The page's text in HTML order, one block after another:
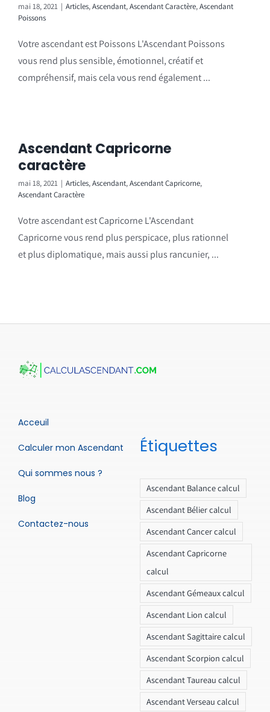
mai 18, 2021 | Articles,Ascendant,Ascendant Caractère,Ascendant
Poissons
Votre ascendant est Poissons L'Ascendant Poissons
vous rend plus sensible, émotionnel, créatif et
compréhensif, mais cela vous rend également ...
Ascendant Capricorne
caractère
mai 18, 2021 | Articles,Ascendant,Ascendant Capricorne,
Ascendant Caractère
Votre ascendant est Capricorne L'Ascendant
Capricorne vous rend plus perspicace, plus rationnel
et plus diplomatique, mais aussi plus rancunier, ...
Acceuil
Calculer mon Ascendant
Qui sommes nous ?
Blog
Contactez-nous
Étiquettes
Ascendant Balance calcul
Ascendant Bélier calcul
Ascendant Cancer calcul
Ascendant Capricorne
calcul
Ascendant Gémeaux calcul
Ascendant Lion calcul
Ascendant Sagittaire calcul
Ascendant Scorpion calcul
Ascendant Taureau calcul
Ascendant Verseau calcul